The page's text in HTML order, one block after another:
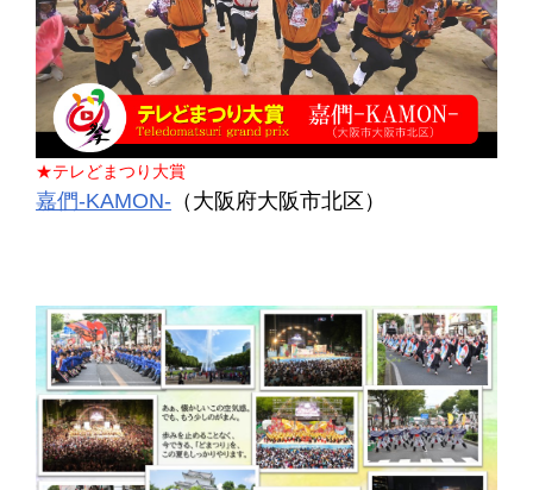
★テレどまつり大賞
嘉們-KAMON- （大阪府大阪市北区）